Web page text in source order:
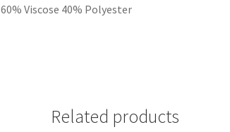
60% Viscose 40% Polyester
Related products